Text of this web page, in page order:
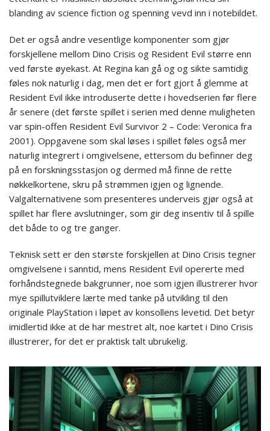
blanding av science fiction og spenning vevd inn i notebildet.
Det er også andre vesentlige komponenter som gjør
forskjellene mellom Dino Crisis og Resident Evil større enn
ved første øyekast. At Regina kan gå og og sikte samtidig
føles nok naturlig i dag, men det er fort gjort å glemme at
Resident Evil ikke introduserte dette i hovedserien før flere
år senere (det første spillet i serien med denne muligheten
var spin-offen Resident Evil Survivor 2 – Code: Veronica fra
2001). Oppgavene som skal løses i spillet føles også mer
naturlig integrert i omgivelsene, ettersom du befinner deg
på en forskningsstasjon og dermed må finne de rette
nøkkelkortene, skru på strømmen igjen og lignende.
Valgalternativene som presenteres underveis gjør også at
spillet har flere avslutninger, som gir deg insentiv til å spille
det både to og tre ganger.
Teknisk sett er den største forskjellen at Dino Crisis tegner
omgivelsene i sanntid, mens Resident Evil opererte med
forhåndstegnede bakgrunner, noe som igjen illustrerer hvor
mye spillutviklere lærte med tanke på utvikling til den
originale PlayStation i løpet av konsollens levetid. Det betyr
imidlertid ikke at de har mestret alt, noe kartet i Dino Crisis
illustrerer, for det er praktisk talt ubrukelig.